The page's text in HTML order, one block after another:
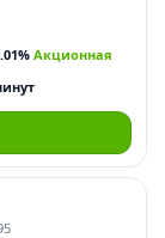
Акционная